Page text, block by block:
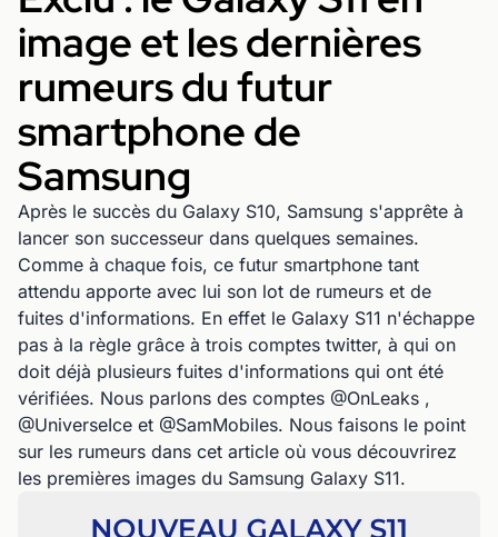
image et les dernières
rumeurs du futur
smartphone de
Samsung
Après le succès du Galaxy S10, Samsung s'apprête à
lancer son successeur dans quelques semaines.
Comme à chaque fois, ce futur smartphone tant
attendu apporte avec lui son lot de rumeurs et de
fuites d'informations. En effet le Galaxy S11 n'échappe
pas à la règle grâce à trois comptes twitter, à qui on
doit déjà plusieurs fuites d'informations qui ont été
vérifiées. Nous parlons des comptes @OnLeaks ,
@UniverseIce et @SamMobiles. Nous faisons le point
sur les rumeurs dans cet article où vous découvrirez
les premières images du Samsung Galaxy S11.